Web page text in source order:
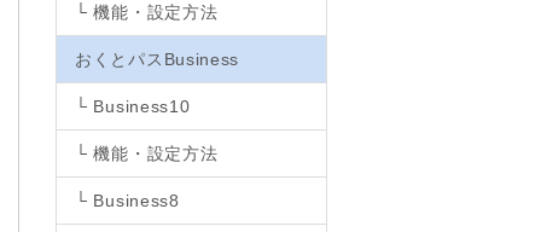
└ 機能・設定方法
おくとパスBusiness
└ Business10
└ 機能・設定方法
└ Business8